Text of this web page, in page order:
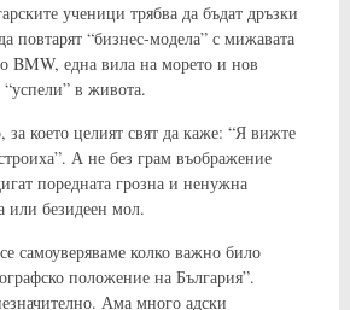
ученици трябва да бъдат дръзки
повтарят “бизнес-модела” с мижавата
BMW, една вила на морето и нов
в живота.
което целият свят да каже: “Я вижте
А не без грам въображение
поредната грозна и ненужна
или безидеен мол.
самоуверяваме колко важно било
положение на България”.
Ама много адски